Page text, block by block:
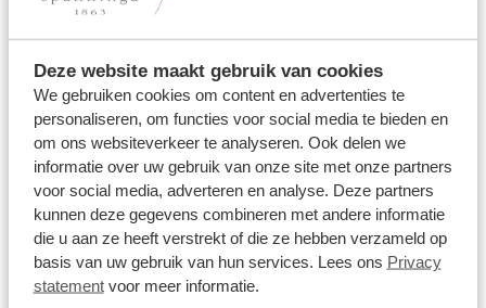
Deze website maakt gebruik van cookies
We gebruiken cookies om content en advertenties te
personaliseren, om functies voor social media te bieden en
om ons websiteverkeer te analyseren. Ook delen we
informatie over uw gebruik van onze site met onze partners
voor social media, adverteren en analyse. Deze partners
kunnen deze gegevens combineren met andere informatie
die u aan ze heeft verstrekt of die ze hebben verzameld op
basis van uw gebruik van hun services. Lees ons Privacy
statementvoor meer informatie.
Trouwringen
Verlovingsringen
Vriendschapsringen
Over ons
Aller Spanninga
Historie
Certificaten
Blogs